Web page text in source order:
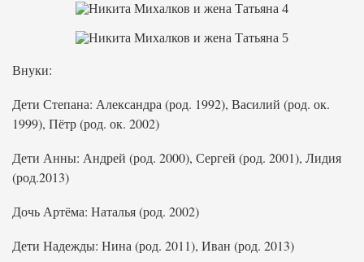
Внуки:
Дети Степана: Александра (род. 1992), Василий (род. ок.
1999), Пётр (род. ок. 2002)
Дети Анны: Андрей (род. 2000), Сергей (род. 2001), Лидия
(род.2013)
Дочь Артёма: Наталья (род. 2002)
Дети Надежды: Нина (род. 2011), Иван (род. 2013)